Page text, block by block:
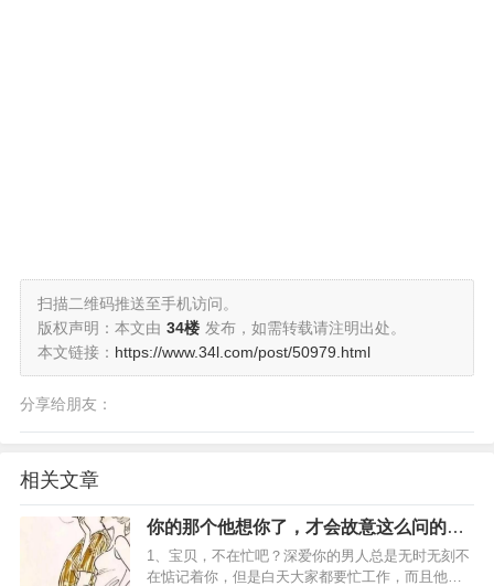
扫描二维码推送至手机访问。
版权声明：本文由 34楼 发布，如需转载请注明出处。
本文链接： https://www.34l.com/post/50979.html
分享给朋友：
相关文章
你的那个他想你了，才会故意这么问的，
很多女人不懂
1、宝贝，不在忙吧？深爱你的男人总是无时无刻不
在惦记着你，但是白天大家都要忙工作，而且他作